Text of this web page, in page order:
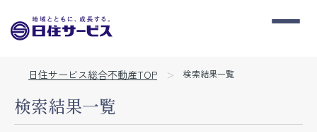
日住サービス総合不動産TOP 検索結果一覧
検索結果一覧